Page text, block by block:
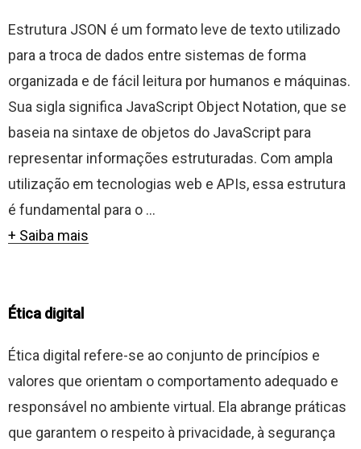
Estrutura JSON é um formato leve de texto utilizado
para a troca de dados entre sistemas de forma
organizada e de fácil leitura por humanos e máquinas.
Sua sigla significa JavaScript Object Notation, que se
baseia na sintaxe de objetos do JavaScript para
representar informações estruturadas. Com ampla
utilização em tecnologias web e APIs, essa estrutura
é fundamental para o ...
+ Saiba mais
Ética digital
Ética digital refere-se ao conjunto de princípios e
valores que orientam o comportamento adequado e
responsável no ambiente virtual. Ela abrange práticas
que garantem o respeito à privacidade, à segurança